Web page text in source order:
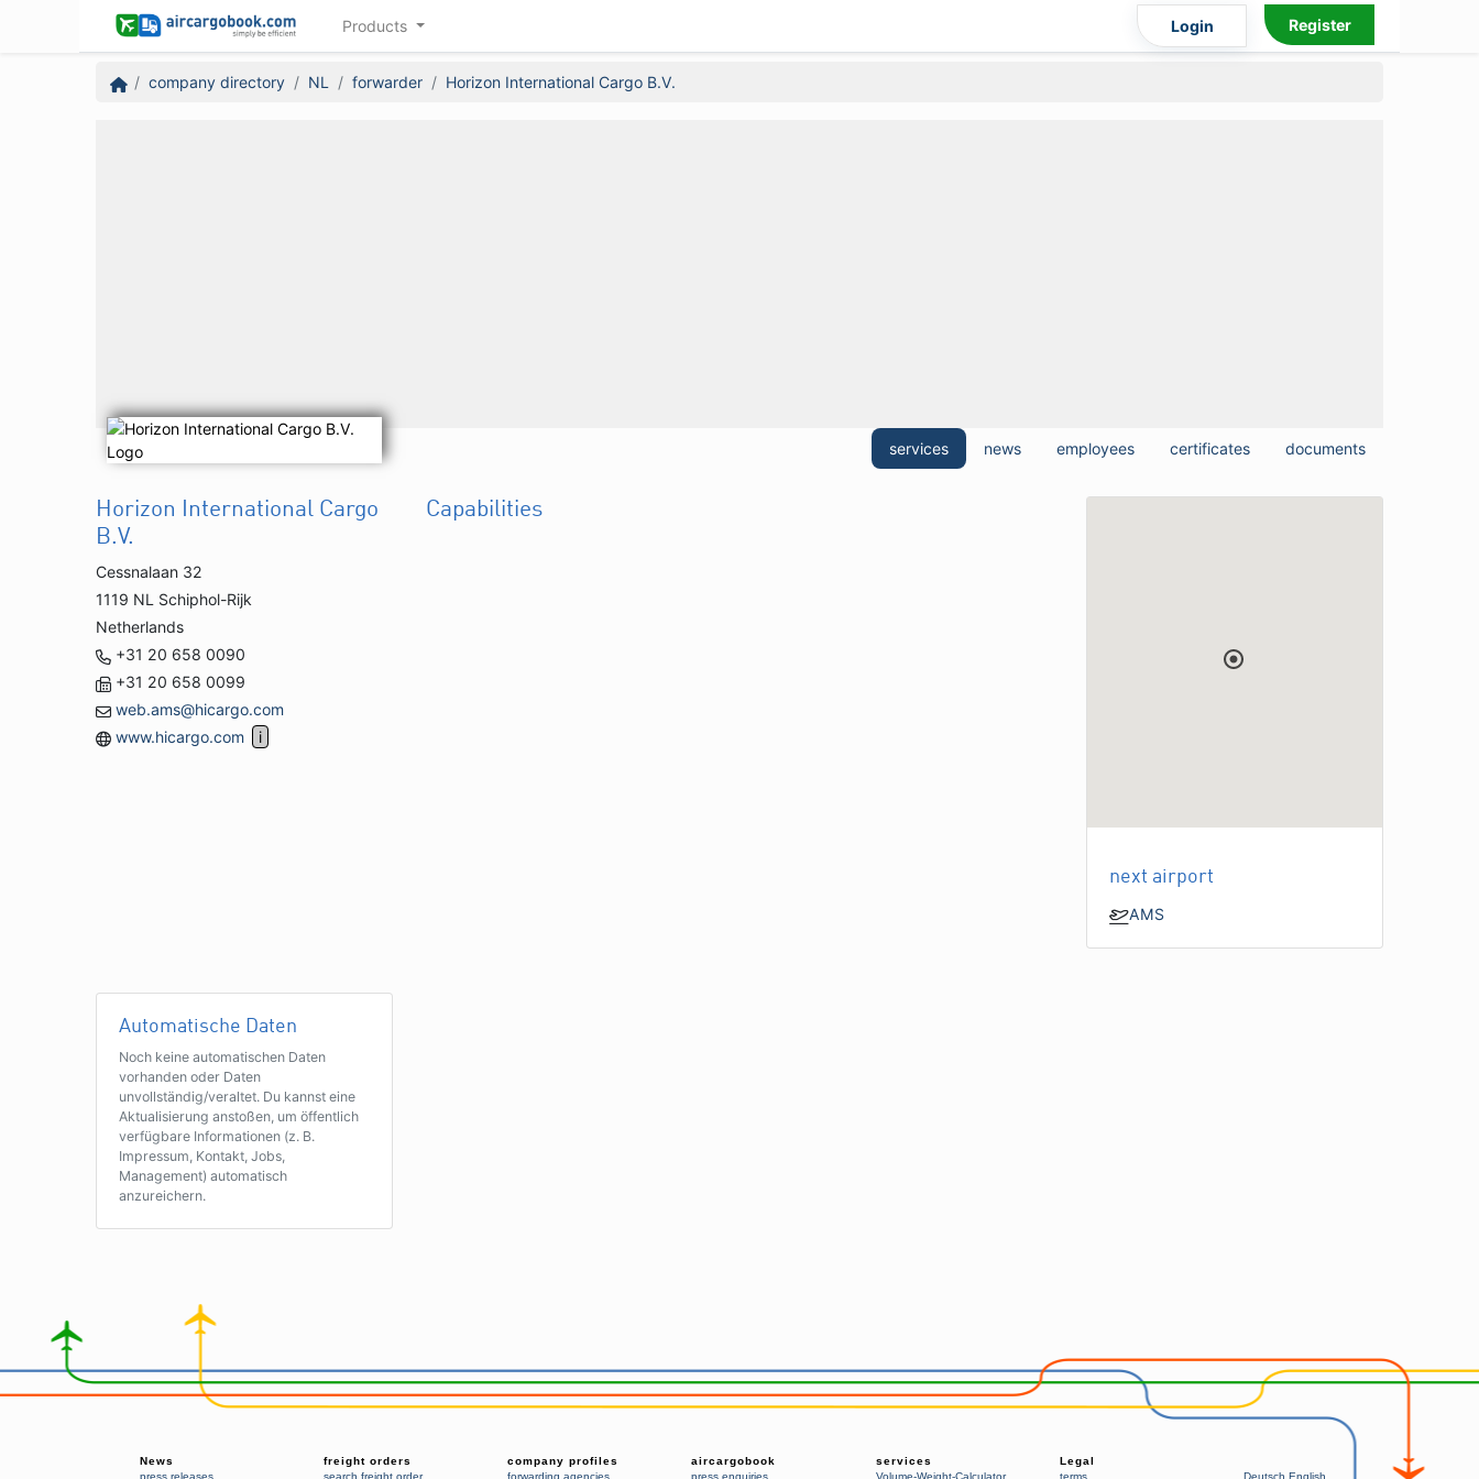
Products Login Register
company directory NL forwarder Horizon International Cargo B.V.
services news employees certificates documents
Horizon International Cargo
B.V.
Cessnalaan 32
1119 NL Schiphol-Rijk
Netherlands
+31 20 658 0090
+31 20 658 0099
web.ams@hicargo.com
www.hicargo.com
Capabilities
next airport
AMS
Automatische Daten
Noch keine automatischen Daten
vorhanden oder Daten
unvollständig/veraltet. Du kannst eine
Aktualisierung anstoßen, um öffentlich
verfügbare Informationen (z. B.
Impressum, Kontakt, Jobs,
Management) automatisch
anzureichern.
News
press releases
freight orders
search freight order
company profiles
forwarding agencies
aircargobook
press enquiries
services
Volume-Weight-Calculator
Legal
terms
Deutsch English